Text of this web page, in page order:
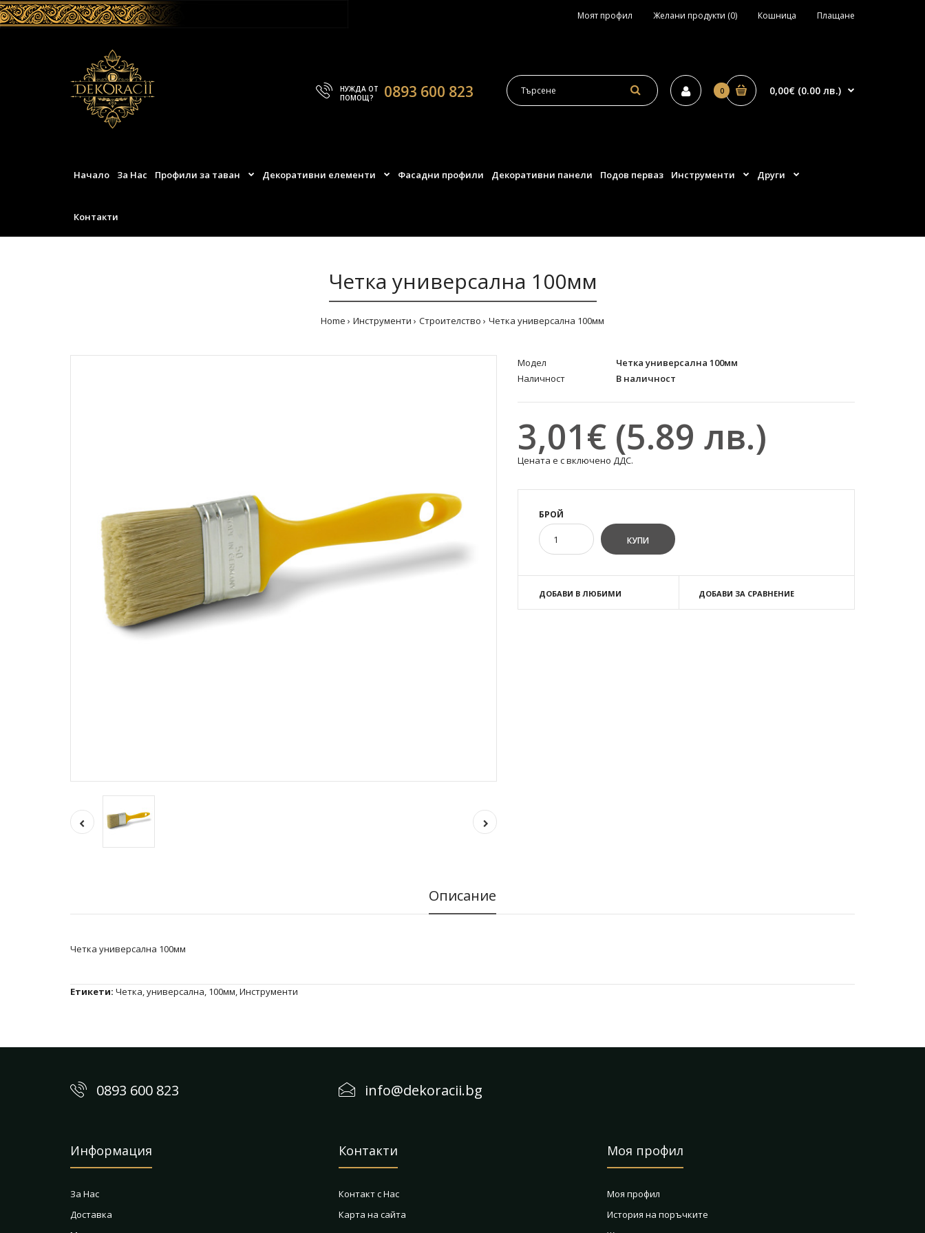
Моят профил Желани продукти (0) Кошница Плащане
НУЖДА ОТ
ПОМОЩ?
0893 600 823 0 0,00€ (0.00 лв.)
Начало За Нас Профили за таван Декоративни елементи Фасадни профили Декоративни панели Подов перваз Инструменти Други
Контакти
Четка универсална 100мм
Home Инструменти Строителство Четка универсална 100мм
Модел
Четка универсална 100мм
Наличност
В наличност
3,01€ (5.89 лв.)
Цената е с включено ДДС.
БРОЙ
ДОБАВИ В ЛЮБИМИ ДОБАВИ ЗА СРАВНЕНИЕ
Описание
Четка универсална 100мм
Етикети: Четка,универсална, 100мм,Инструменти
0893 600 823 info@dekoracii.bg
Информация
За Нас
Доставка
Контакти
Контакт с Нас
Карта на сайта
Моя профил
Моя профил
История на поръчките